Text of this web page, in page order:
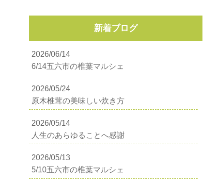
新着ブログ
2026/06/14
6/14五六市の椎葉マルシェ
2026/05/24
原木椎茸の美味しい炊き方
2026/05/14
人生のあらゆることへ感謝
2026/05/13
5/10五六市の椎葉マルシェ